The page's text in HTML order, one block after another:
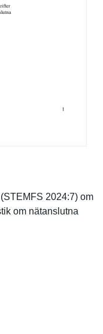
2024:7) om
om nätanslutn­a